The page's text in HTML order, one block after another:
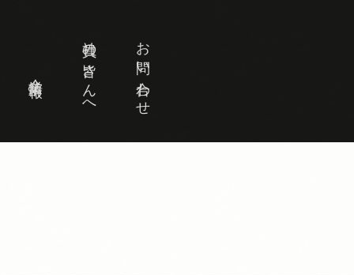
社員の皆さんへ お問い合わせ